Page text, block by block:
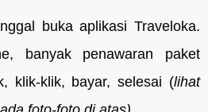
buka aplikasi Traveloka.
banyak penawaran paket
klik-klik, bayar, selesai (lihat